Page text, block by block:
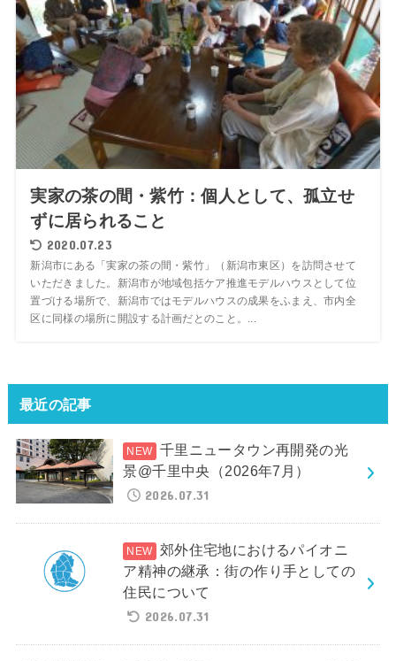
実家の茶の間・紫竹：個人として、孤立せ
ずに居られること
2020.07.23
新潟市にある「実家の茶の間・紫竹」（新潟市東区）を訪問させて
いただきました。新潟市が地域包括ケア推進モデルハウスとして位
置づける場所で、新潟市ではモデルハウスの成果をふまえ、市内全
区に同様の場所に開設する計画だとのこと。...
最近の記事
千里ニュータウン再開発の光
景@千里中央（2026年7月）
2026.07.31
郊外住宅地におけるパイオニ
ア精神の継承：街の作り手としての
住民について
2026.07.31